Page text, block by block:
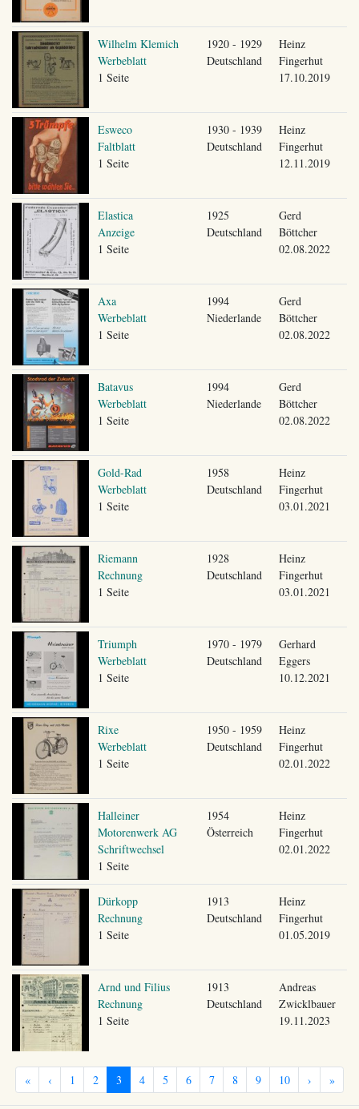
Wilhelm Klemich
Werbeblatt
1 Seite
1920 - 1929
Deutschland
Heinz
Fingerhut
17.10.2019
Esweco
Faltblatt
1 Seite
1930 - 1939
Deutschland
Heinz
Fingerhut
12.11.2019
Elastica
Anzeige
1 Seite
1925
Deutschland
Gerd
Böttcher
02.08.2022
Axa
Werbeblatt
1 Seite
1994
Niederlande
Gerd
Böttcher
02.08.2022
Batavus
Werbeblatt
1 Seite
1994
Niederlande
Gerd
Böttcher
02.08.2022
Gold-Rad
Werbeblatt
1 Seite
1958
Deutschland
Heinz
Fingerhut
03.01.2021
Riemann
Rechnung
1 Seite
1928
Deutschland
Heinz
Fingerhut
03.01.2021
Triumph
Werbeblatt
1 Seite
1970 - 1979
Deutschland
Gerhard
Eggers
10.12.2021
Rixe
Werbeblatt
1 Seite
1950 - 1959
Deutschland
Heinz
Fingerhut
02.01.2022
Halleiner
Motorenwerk AG
Schriftwechsel
1 Seite
1954
Österreich
Heinz
Fingerhut
02.01.2022
Dürkopp
Rechnung
1 Seite
1913
Deutschland
Heinz
Fingerhut
01.05.2019
Arnd und Filius
Rechnung
1 Seite
1913
Deutschland
Andreas
Zwicklbauer
19.11.2023
« ‹ 1 2 3 4 5 6 7 8 9 10 › »